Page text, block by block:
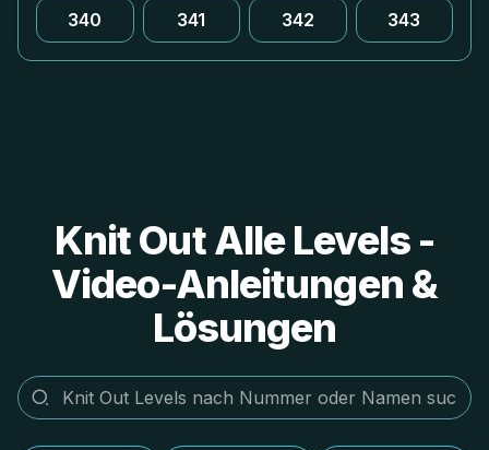
340 341 342 343
Knit Out Alle Levels -
Video-Anleitungen &
Lösungen